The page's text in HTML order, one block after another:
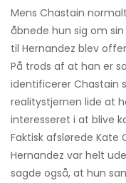
Mens Chastain
åbnede hun sig om
til Hernandez blev
På trods af at han er
identificerer Chastain
realitystjernen lide at
interesseret i at blive
Faktisk afslørede
Hernandez var helt
sagde også, at hun